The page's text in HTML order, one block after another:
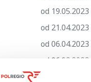
od 19.05.2023
od 21.04.2023
od 06.04.2023
od 06.03.2023